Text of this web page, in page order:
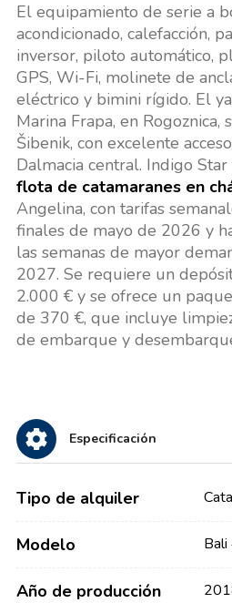
El equipamiento de serie a
acondicionado, calefacción,
inversor, piloto automático,
GPS, Wi-Fi, molinete de
eléctrico y bimini rígido. El
Marina Frapa, en
Šibenik, con excelente
Dalmacia central. Indigo
flota de catamaranes en
Angelina, con tarifas
finales de mayo de 2026 y
las semanas de mayor
2027. Se requiere un
2.000 € y se ofrece un
de 370 €, que incluye
de embarque y
Especificación
Tipo de alquiler
Modelo Bali
Año de producción